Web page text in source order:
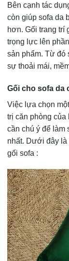
Bên cạnh tác
còn giúp sofa da
hơn. Gối trang trí
trọng lực lên
sản phẩm. Từ đó
sự thoải mái,
Gối cho sofa da
Việc lựa chọn
trị căn phòng của
cần chú ý để làm
nhất. Dưới đây
gối sofa :